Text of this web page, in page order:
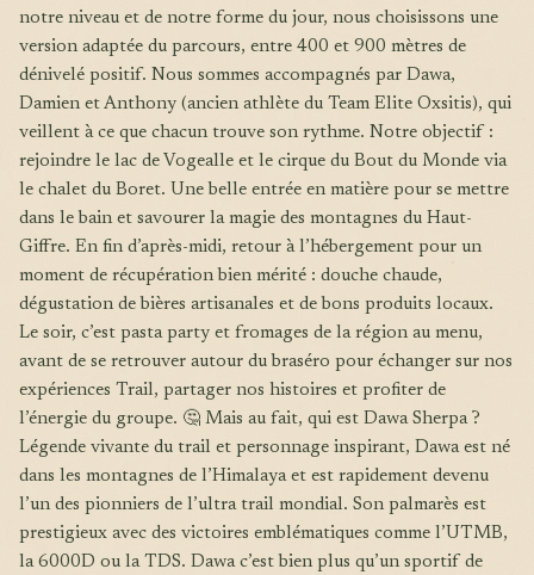
notre niveau et de notre forme du jour, nous choisissons une
version adaptée du parcours, entre 400 et 900 mètres de
dénivelé positif. Nous sommes accompagnés par Dawa,
Damien et Anthony (ancien athlète du Team Elite Oxsitis), qui
veillent à ce que chacun trouve son rythme. Notre objectif :
rejoindre le lac de Vogealle et le cirque du Bout du Monde via
le chalet du Boret. Une belle entrée en matière pour se mettre
dans le bain et savourer la magie des montagnes du Haut-
Giffre. En fin d’après-midi, retour à l’hébergement pour un
moment de récupération bien mérité : douche chaude,
dégustation de bières artisanales et de bons produits locaux.
Le soir, c’est pasta party et fromages de la région au menu,
avant de se retrouver autour du braséro pour échanger sur nos
expériences Trail, partager nos histoires et profiter de
l’énergie du groupe. 🤔 Mais au fait, qui est Dawa Sherpa ?
Légende vivante du trail et personnage inspirant, Dawa est né
dans les montagnes de l’Himalaya et est rapidement devenu
l’un des pionniers de l’ultra trail mondial. Son palmarès est
prestigieux avec des victoires emblématiques comme l’UTMB,
la 6000D ou la TDS. Dawa c’est bien plus qu’un sportif de